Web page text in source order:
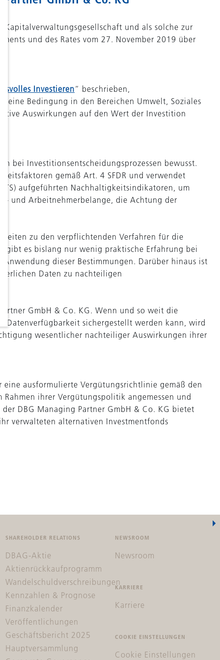
und als solche zur
und des Rates vom 27. November 2019 über
Investieren“ beschrieben,
eine Bedingung in den Bereichen Umwelt, Soziales
Auswirkungen auf den Wert der Investition
bei Investitionsentscheidungsprozessen bewusst.
gemäß Art. 4 SFDR und verwendet
aufgeführten Nachhaltigkeitsindikatoren, um
und Arbeitnehmerbelange, die Achtung der
zu den verpflichtenden Verfahren für die
gibt es bislang nur wenig praktische Erfahrung bei
dieser Bestimmungen. Darüber hinaus ist
Daten zu nachteiligen
GmbH & Co. KG. Wenn und so weit die
Datenverfügbarkeit sichergestellt werden kann, wird
wesentlicher nachteiliger Auswirkungen ihrer
ausformulierte Vergütungsrichtlinie gemäß den
ihrer Vergütungspolitik angemessen und
DBG Managing Partner GmbH & Co. KG bietet
verwalteten alternativen Investmentfonds
SHAREHOLDER RELATIONS
DBAG-Aktie
Aktienrückkaufprogramm
Wandelschuldverschreibungen
Kennzahlen & Prognose
Finanzkalender
Veröffentlichungen
Geschäftsbericht 2025
Hauptversammlung
NEWSROOM
Newsroom
KARRIERE
Karriere
COOKIE EINSTELLUNGEN
Cookie Einstellungen